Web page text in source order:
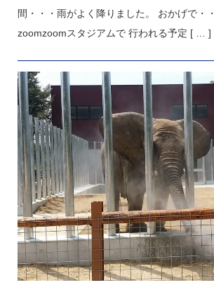
間・・・雨がよく降りました。 おかげで・
zoomzoomスタジアムで 行われる予定 [ … ]